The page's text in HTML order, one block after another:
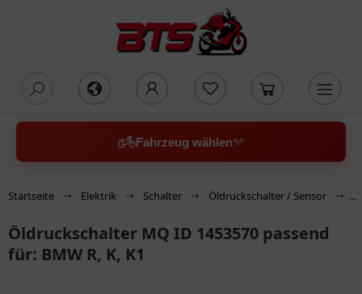
Fahrzeug wählen
Startseite Elektrik Schalter Öldruckschalter / Sensor
Öldruckschalter MQ ID 1453570 passend
für: BMW R, K, K1